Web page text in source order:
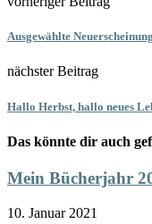
Ausgewählte
nächster Beitrag
Hallo Herbst, hallo neues
Das könnte dir auch
Mein Bücherjahr
10. Januar 2021